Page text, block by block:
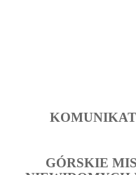
GÓRSKIE